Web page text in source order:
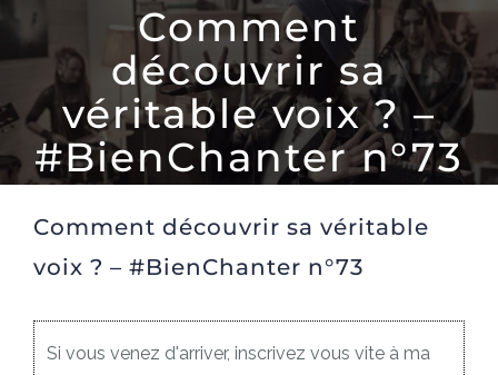
Comment
découvrir sa
véritable voix ? –
#BienChanter n°73
Comment découvrir sa véritable
voix ? – #BienChanter n°73
Si vous venez d'arriver, inscrivez vous vite à ma